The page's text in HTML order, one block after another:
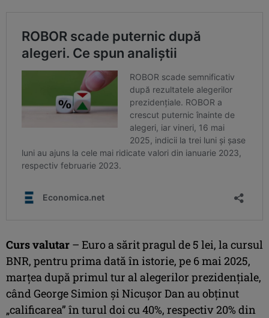
Curs valutar – Euro a sărit pragul de 5 lei, la cursul
BNR, pentru prima dată în istorie, pe 6 mai 2025,
marţea după primul tur al alegerilor prezidenţiale,
când George Simion şi Nicuşor Dan au obţinut
„calificarea” în turul doi cu 40%, respectiv 20% din